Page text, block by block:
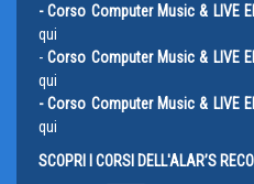
-Corso Computer Music & LIVE
qui
-Corso Computer Music & LIVE
qui
- Corso Computer Music & LIVE
qui
SCOPRI I CORSI DELL'ALAR’S